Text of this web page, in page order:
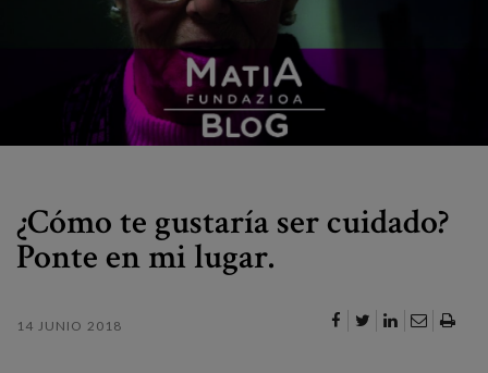
Canal de denuncias
¿Cómo te gustaría ser cuidado?
Ponte en mi lugar.
14 JUNIO 2018